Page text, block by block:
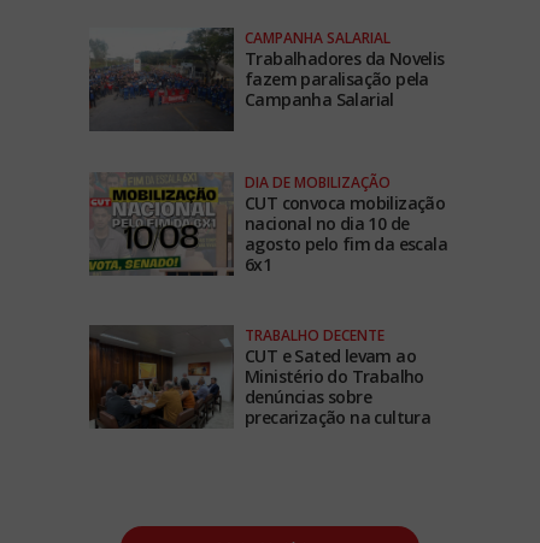
CAMPANHA SALARIAL
Trabalhadores da Novelis
fazem paralisação pela
Campanha Salarial
DIA DE MOBILIZAÇÃO
CUT convoca mobilização
nacional no dia 10 de
agosto pelo fim da escala
6x1
TRABALHO DECENTE
CUT e Sated levam ao
Ministério do Trabalho
denúncias sobre
precarização na cultura